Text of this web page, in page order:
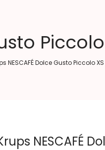
Piccolo
NESCAFÉ Dolce Gusto Piccolo XS
NESCAFÉ